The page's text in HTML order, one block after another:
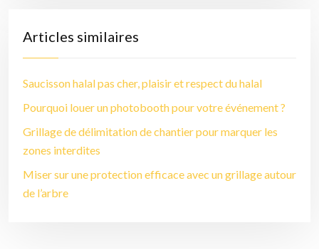
Articles similaires
Saucisson halal pas cher, plaisir et respect du halal
Pourquoi louer un photobooth pour votre événement ?
Grillage de délimitation de chantier pour marquer les
zones interdites
Miser sur une protection efficace avec un grillage autour
de l’arbre